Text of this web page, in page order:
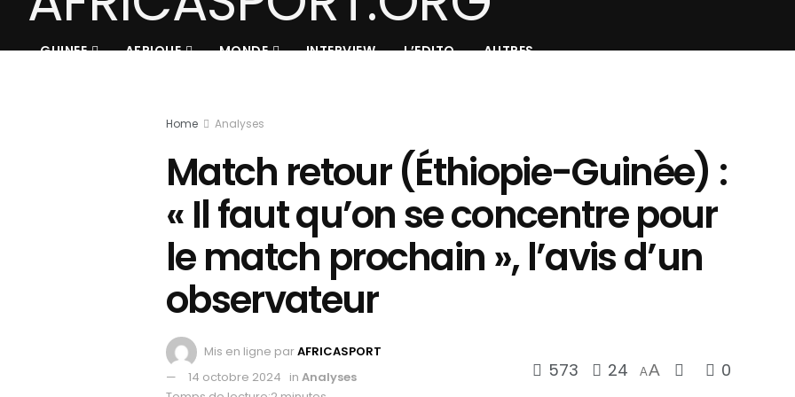
GUINEE AFRIQUE MONDE INTERVIEW L’EDITO AUTRES
Home Analyses
Match retour (Éthiopie-Guinée) :
« Il faut qu’on se concentre pour
le match prochain », l’avis d’un
observateur
Mis en ligne parAFRICASPORT
14 octobre 2024 in Analyses
573 24 AA 0